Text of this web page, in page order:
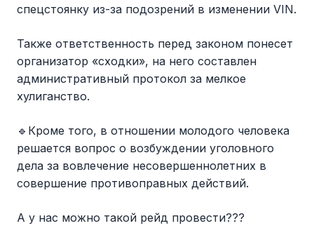
спецстоянку из-за подозрений в изменении VIN.
Также ответственность перед законом понесет
организатор «сходки», на него составлен
административный протокол за мелкое
хулиганство.
🔹Кроме того, в отношении молодого человека
решается вопрос о возбуждении уголовного
дела за вовлечение несовершеннолетних в
совершение противоправных действий.
А у нас можно такой рейд провести???